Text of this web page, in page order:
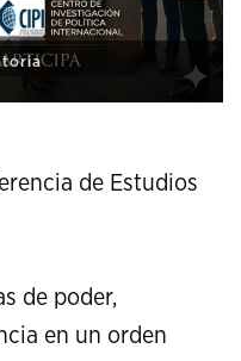
Studies
de Estudios
de poder,
en un orden